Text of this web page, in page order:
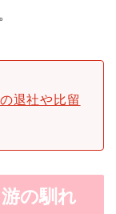
退社や比留
の馴れ